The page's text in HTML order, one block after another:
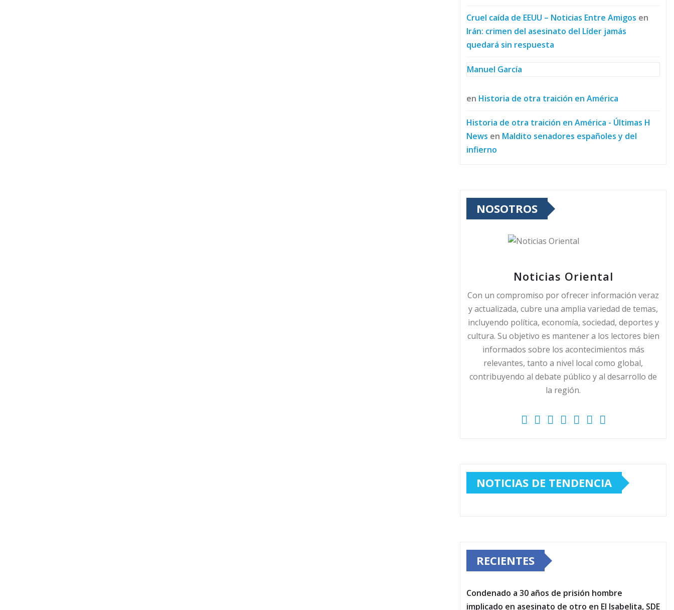
Cruel caída de EEUU – Noticias Entre Amigos en
Irán: crimen del asesinato del Líder jamás
quedará sin respuesta
Manuel García
en Historia de otra traición en América
Historia de otra traición en América - Últimas H
News en Maldito senadores españoles y del
infierno
NOSOTROS
Noticias Oriental
Con un compromiso por ofrecer información veraz
y actualizada, cubre una amplia variedad de temas,
incluyendo política, economía, sociedad, deportes y
cultura. Su objetivo es mantener a los lectores bien
informados sobre los acontecimientos más
relevantes, tanto a nivel local como global,
contribuyendo al debate público y al desarrollo de
la región.
NOTICIAS DE TENDENCIA
RECIENTES
Condenado a 30 años de prisión hombre
implicado en asesinato de otro en El Isabelita, SDE